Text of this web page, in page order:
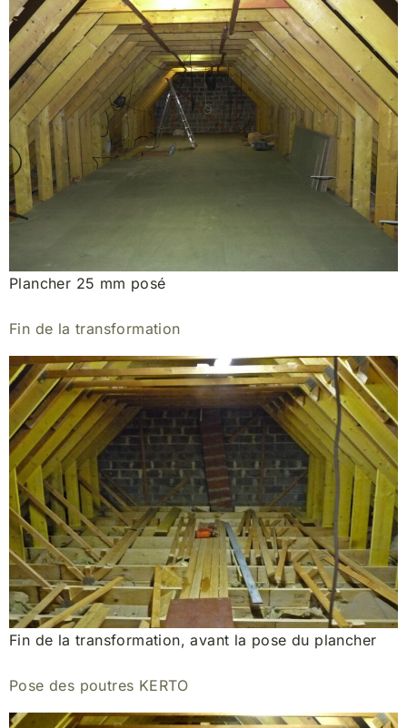
Plancher 25 mm posé
Fin de la transformation
Fin de la transformation, avant la pose du plancher
Pose des poutres KERTO